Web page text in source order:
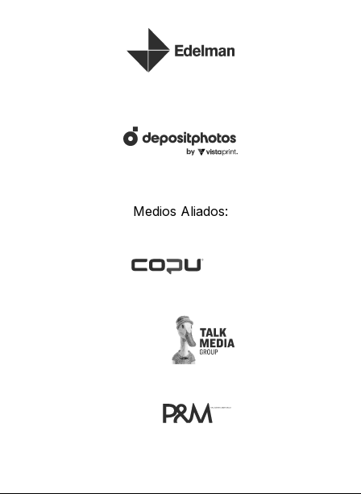
Medios Aliados: